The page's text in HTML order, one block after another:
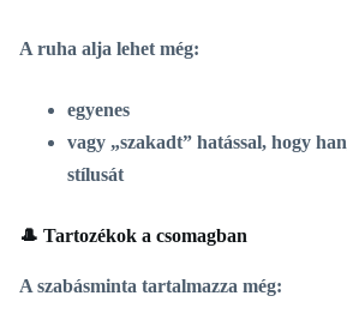
Aruha alja lehet még:
egyenes
vagy „szakadt” hatással, hogy
stílusát
🎩 Tartozékok a csomagban
A szabásminta tartalmazza még: